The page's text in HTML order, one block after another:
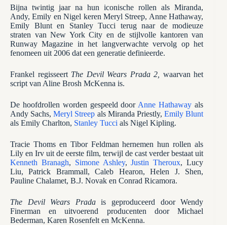
Bijna twintig jaar na hun iconische rollen als Miranda,
Andy, Emily en Nigel keren Meryl Streep, Anne Hathaway,
Emily Blunt en Stanley Tucci terug naar de modieuze
straten van New York City en de stijlvolle kantoren van
Runway Magazine in het langverwachte vervolg op het
fenomeen uit 2006 dat een generatie definieerde.
Frankel regisseert The Devil Wears Prada 2,
waarvan het
script van Aline Brosh McKenna is.
De hoofdrollen worden gespeeld door Anne Hathaway als
Andy Sachs,Meryl Streep als Miranda Priestly, Emily Blunt
als Emily Charlton, Stanley Tucci als Nigel Kipling.
Tracie Thoms en Tibor Feldman hernemen hun rollen als
Lily en Irv uit de eerste film, terwijl de cast verder bestaat uit
Kenneth Branagh, Simone Ashley,Justin Theroux, Lucy
Liu, Patrick Brammall, Caleb Hearon, Helen J. Shen,
Pauline Chalamet, B.J. Novak en Conrad Ricamora.
The Devil Wears Pradais geproduceerd door Wendy
Finerman en uitvoerend producenten door Michael
Bederman, Karen Rosenfelt en McKenna.